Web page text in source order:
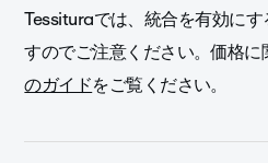
Tessituraでは、統合を有効に
すのでご注意ください。価格に
のガイドをご覧ください。